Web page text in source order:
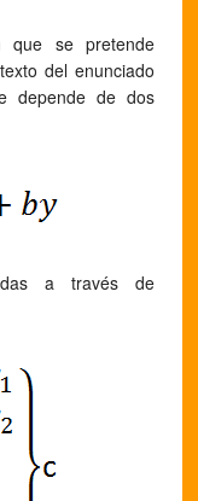
que se pretende
del enunciado
depende de dos
a través de